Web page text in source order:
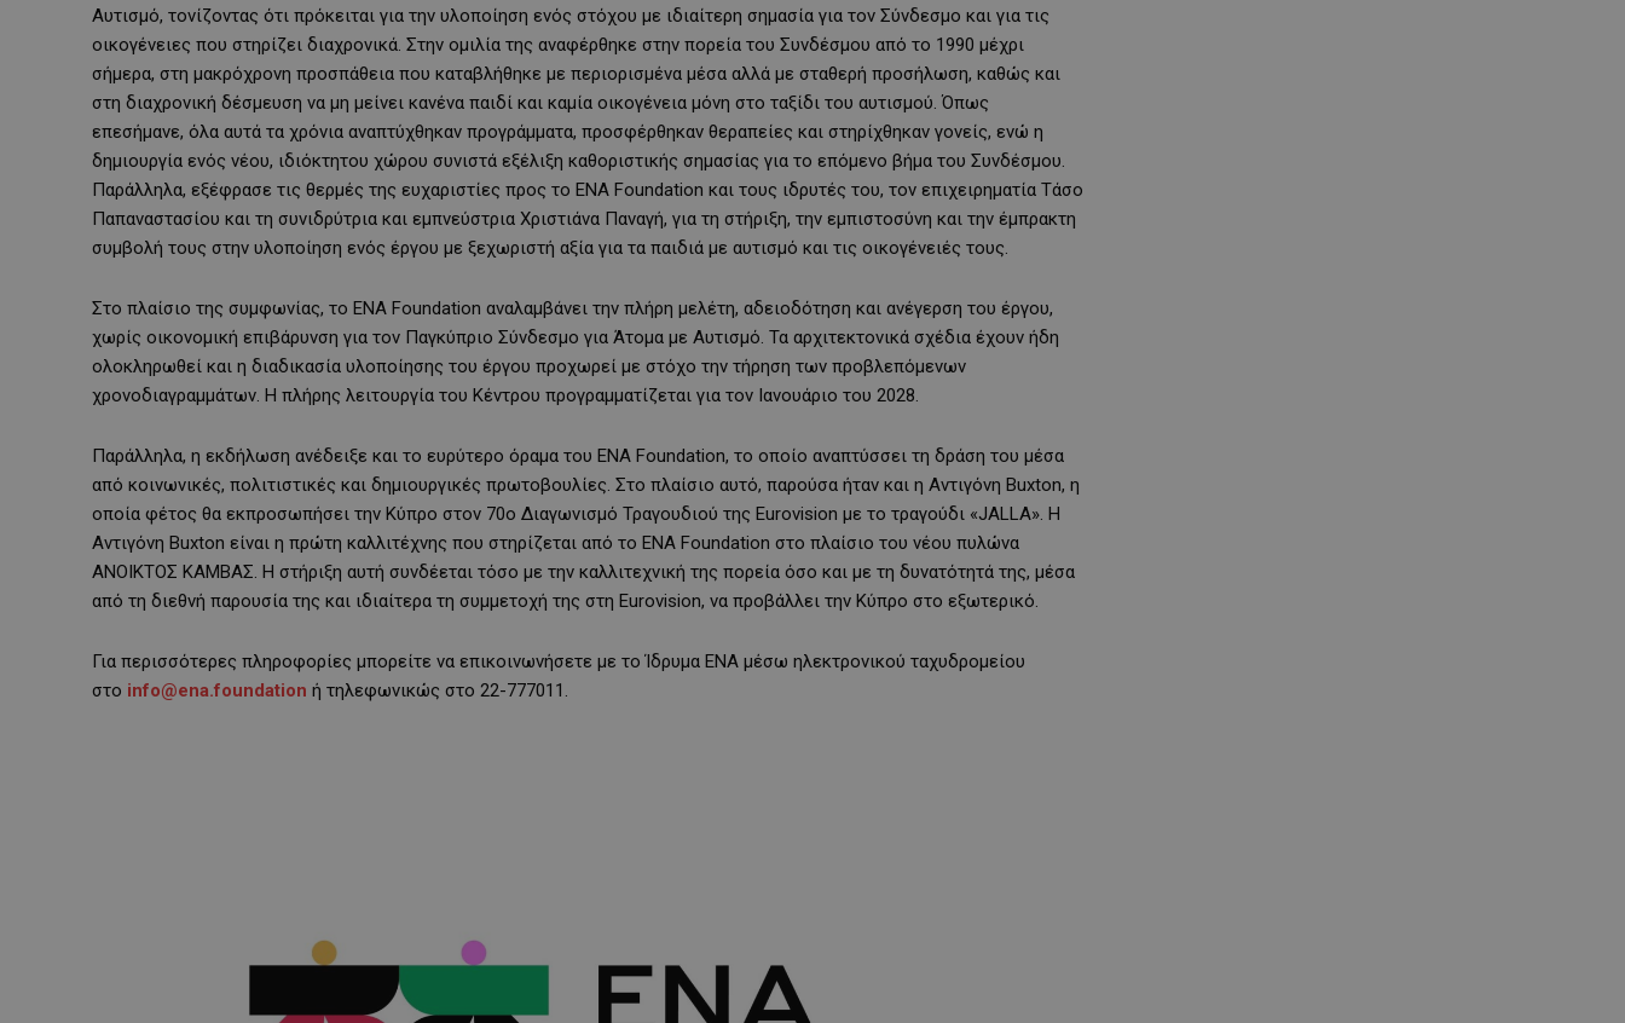
Αυτισμό, τονίζοντας ότι πρόκειται για την υλοποίηση ενός στόχου με ιδιαίτερη σημασία για τον Σύνδεσμο και για τις
οικογένειες που στηρίζει διαχρονικά. Στην ομιλία της αναφέρθηκε στην πορεία του Συνδέσμου από το 1990 μέχρι
σήμερα, στη μακρόχρονη προσπάθεια που καταβλήθηκε με περιορισμένα μέσα αλλά με σταθερή προσήλωση, καθώς και
στη διαχρονική δέσμευση να μη μείνει κανένα παιδί και καμία οικογένεια μόνη στο ταξίδι του αυτισμού. Όπως
επεσήμανε, όλα αυτά τα χρόνια αναπτύχθηκαν προγράμματα, προσφέρθηκαν θεραπείες και στηρίχθηκαν γονείς, ενώ η
δημιουργία ενός νέου, ιδιόκτητου χώρου συνιστά εξέλιξη καθοριστικής σημασίας για το επόμενο βήμα του Συνδέσμου.
Παράλληλα, εξέφρασε τις θερμές της ευχαριστίες προς το ENA Foundation και τους ιδρυτές του, τον επιχειρηματία Τάσο
Παπαναστασίου και τη συνιδρύτρια και εμπνεύστρια Χριστιάνα Παναγή, για τη στήριξη, την εμπιστοσύνη και την έμπρακτη
συμβολή τους στην υλοποίηση ενός έργου με ξεχωριστή αξία για τα παιδιά με αυτισμό και τις οικογένειές τους.
Στο πλαίσιο της συμφωνίας, το ENA Foundation αναλαμβάνει την πλήρη μελέτη, αδειοδότηση και ανέγερση του έργου,
χωρίς οικονομική επιβάρυνση για τον Παγκύπριο Σύνδεσμο για Άτομα με Αυτισμό. Τα αρχιτεκτονικά σχέδια έχουν ήδη
ολοκληρωθεί και η διαδικασία υλοποίησης του έργου προχωρεί με στόχο την τήρηση των προβλεπόμενων
χρονοδιαγραμμάτων. Η πλήρης λειτουργία του Κέντρου προγραμματίζεται για τον Ιανουάριο του 2028.
Παράλληλα, η εκδήλωση ανέδειξε και το ευρύτερο όραμα του ENA Foundation, το οποίο αναπτύσσει τη δράση του μέσα
από κοινωνικές, πολιτιστικές και δημιουργικές πρωτοβουλίες. Στο πλαίσιο αυτό, παρούσα ήταν και η Αντιγόνη Buxton, η
οποία φέτος θα εκπροσωπήσει την Κύπρο στον 70ο Διαγωνισμό Τραγουδιού της Eurovision με το τραγούδι «JALLA». Η
Αντιγόνη Buxton είναι η πρώτη καλλιτέχνης που στηρίζεται από το ENA Foundation στο πλαίσιο του νέου πυλώνα
ΑΝΟΙΚΤΟΣ ΚΑΜΒΑΣ. Η στήριξη αυτή συνδέεται τόσο με την καλλιτεχνική της πορεία όσο και με τη δυνατότητά της, μέσα
από τη διεθνή παρουσία της και ιδιαίτερα τη συμμετοχή της στη Eurovision, να προβάλλει την Κύπρο στο εξωτερικό.
Για περισσότερες πληροφορίες μπορείτε να επικοινωνήσετε με το Ίδρυμα ΕΝΑ μέσω ηλεκτρονικού ταχυδρομείου
στο info@ena.foundation ή τηλεφωνικώς στο 22-777011.